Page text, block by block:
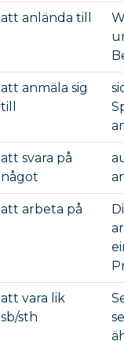
att anlända till
att anmäla sig
till
att svara på
något
att arbeta på
att vara lik
sb/sth